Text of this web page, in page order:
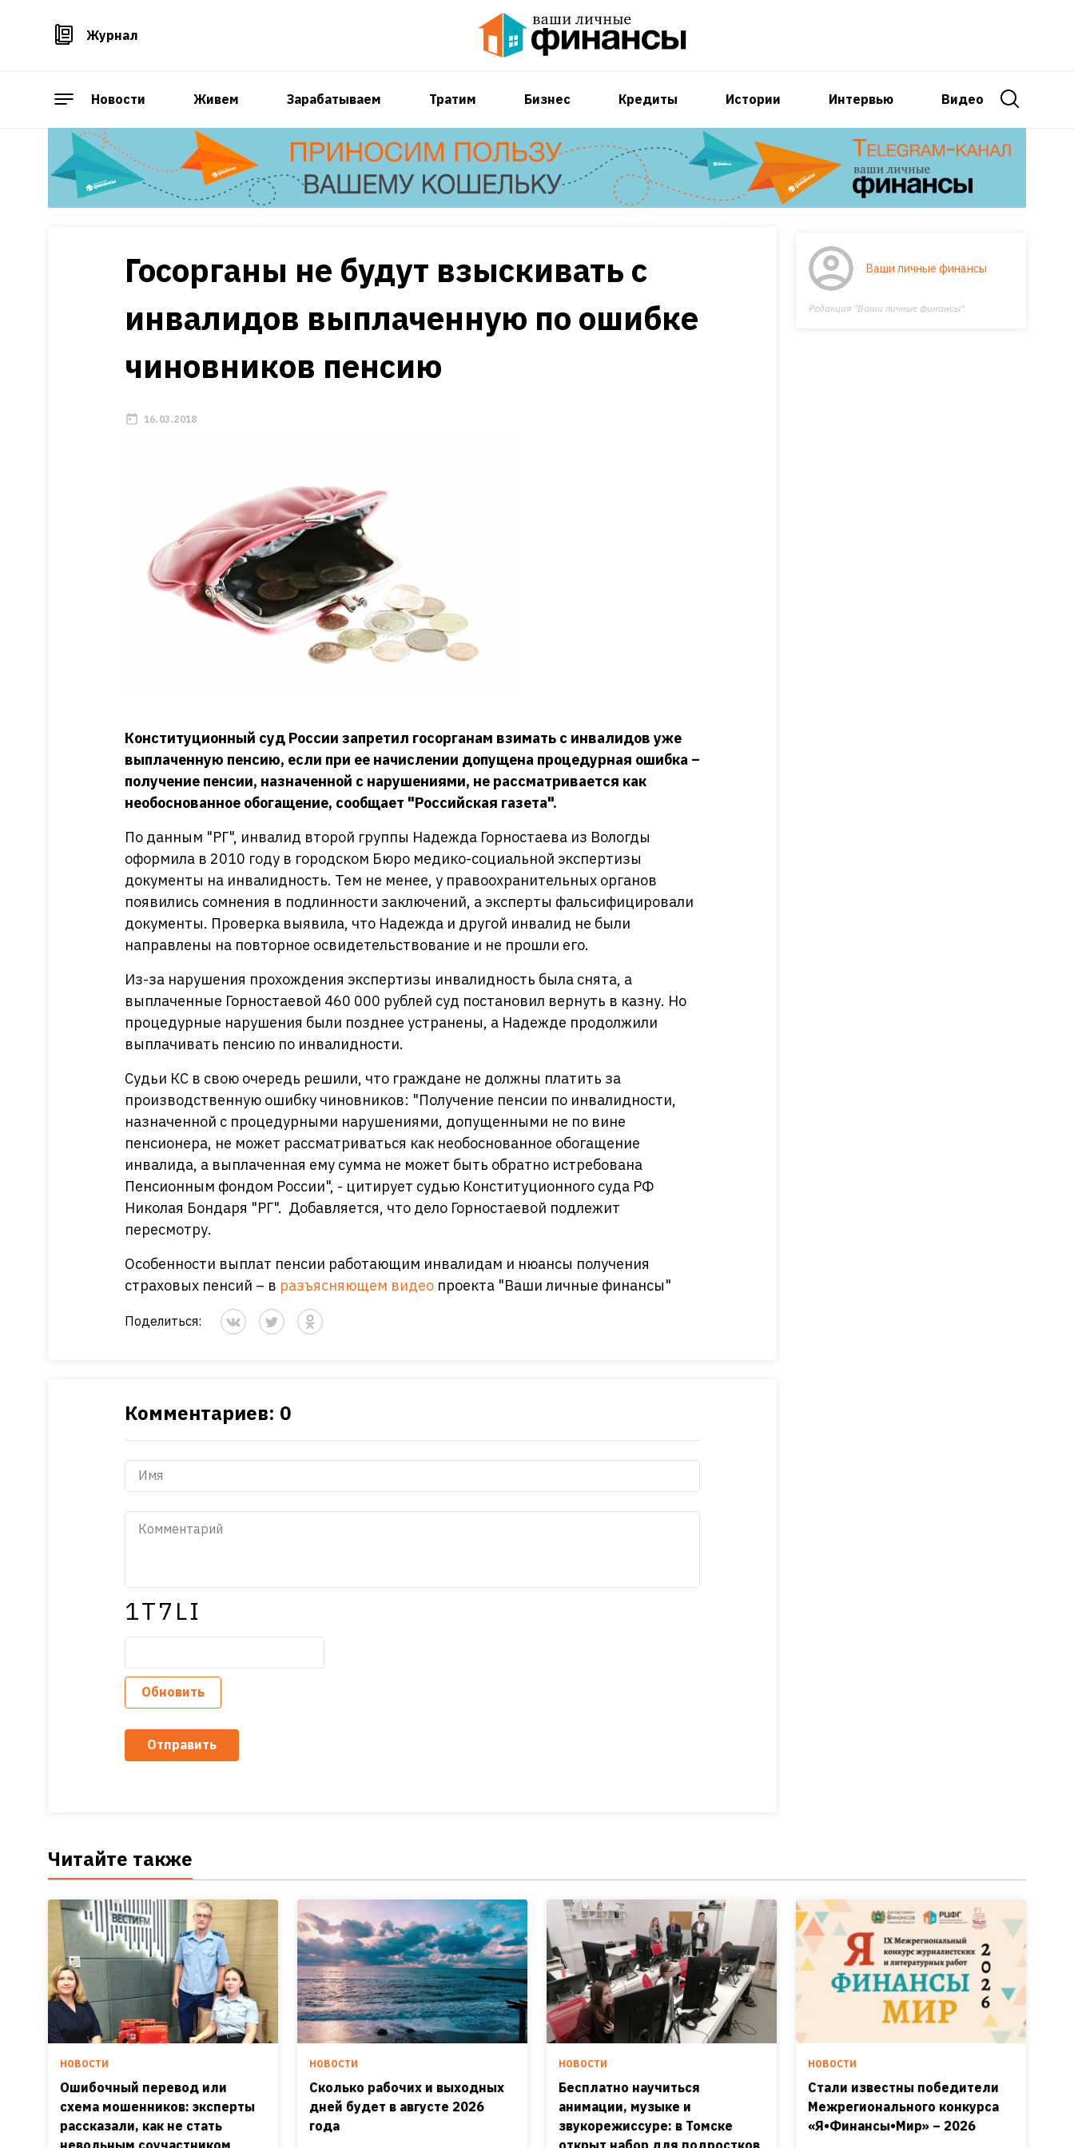
Журнал
Новости Живем Зарабатываем Тратим Бизнес Кредиты Истории Интервью Видео
Госорганы не будут взыскивать с
инвалидов выплаченную по ошибке
чиновников пенсию
16.03.2018
Ваши личные финансы
Редакция "Ваши личные финансы"
Конституционный суд России запретил госорганам взимать с инвалидов уже
выплаченную пенсию, если при ее начислении допущена процедурная ошибка –
получение пенсии, назначенной с нарушениями, не рассматривается как
необоснованное обогащение, сообщает "Российская газета".
По данным "РГ", инвалид второй группы Надежда Горностаева из Вологды
оформила в 2010 году в городском Бюро медико-социальной экспертизы
документы на инвалидность. Тем не менее, у правоохранительных органов
появились сомнения в подлинности заключений, а эксперты фальсифицировали
документы. Проверка выявила, что Надежда и другой инвалид не были
направлены на повторное освидетельствование и не прошли его.
Из-за нарушения прохождения экспертизы инвалидность была снята, а
выплаченные Горностаевой 460 000 рублей суд постановил вернуть в казну. Но
процедурные нарушения были позднее устранены, а Надежде продолжили
выплачивать пенсию по инвалидности.
Судьи КС в свою очередь решили, что граждане не должны платить за
производственную ошибку чиновников: "Получение пенсии по инвалидности,
назначенной с процедурными нарушениями, допущенными не по вине
пенсионера, не может рассматриваться как необоснованное обогащение
инвалида, а выплаченная ему сумма не может быть обратно истребована
Пенсионным фондом России", - цитирует судью Конституционного суда РФ
Николая Бондаря "РГ". Добавляется, что дело Горностаевой подлежит
пересмотру.
Особенности выплат пенсии работающим инвалидам и нюансы получения
страховых пенсий – в разъясняющем видео проекта "Ваши личные финансы"
Поделиться:
Комментариев: 0
1T7LI
Обновить
Отправить
Читайте также
НОВОСТИ
Ошибочный перевод или
схема мошенников: эксперты
рассказали, как не стать
невольным соучастником
НОВОСТИ
Сколько рабочих и выходных
дней будет в августе 2026
года
НОВОСТИ
Бесплатно научиться
анимации, музыке и
звукорежиссуре: в Томске
открыт набор для подростков
НОВОСТИ
Стали известны победители
Межрегионального конкурса
«Я•Финансы•Мир» – 2026